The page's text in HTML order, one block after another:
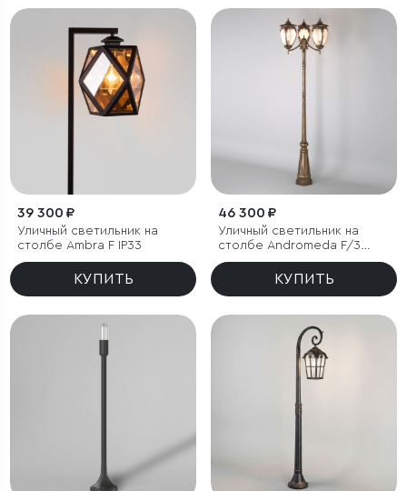
39 300 ₽
Уличный светильник на
столбе Ambra F IP33
КУПИТЬ
46 300 ₽
Уличный светильник на
столбе Andromeda F/3
черное золото IP44
КУПИТЬ